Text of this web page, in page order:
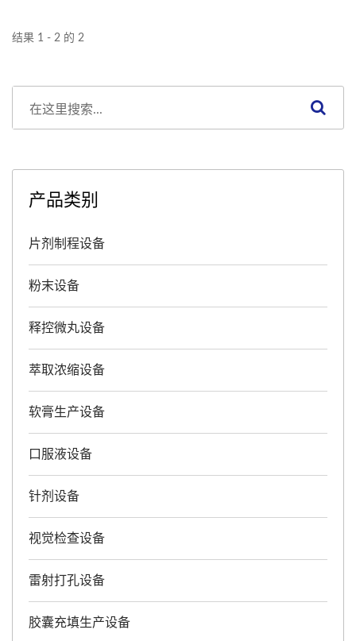
结果 1 - 2 的 2
产品类别
片剂制程设备
粉末设备
释控微丸设备
萃取浓缩设备
软膏生产设备
口服液设备
针剂设备
视觉检查设备
雷射打孔设备
胶囊充填生产设备